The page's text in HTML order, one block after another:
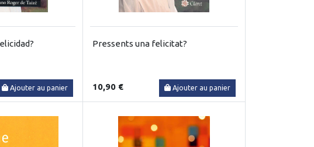
Ajouter au panier
Pressents una felicitat?
10,90 € Ajouter au panier